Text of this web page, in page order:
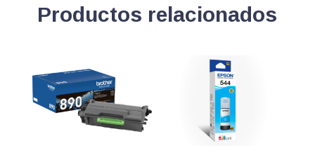
Productos relacionados